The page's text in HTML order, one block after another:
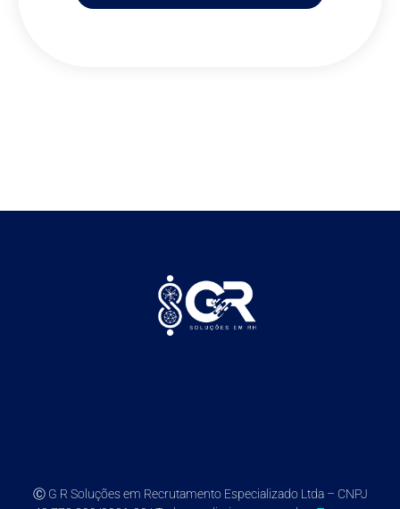
Ⓒ G R Soluções em Recrutamento Especializado Ltda – CNPJ